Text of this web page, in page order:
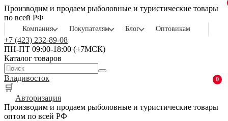
Производим и продаем рыболовные и туристические товары
по всей РФ
Компания Покупателям Блог Оптовикам
+7 (423) 232-89-08
ПН-ПТ 09:00-18:00 (+7МСК)
Каталог товаров
Владивосток
🛒
0
Авторизация
Производим и продаем рыболовные и туристические товары
оптом по всей РФ